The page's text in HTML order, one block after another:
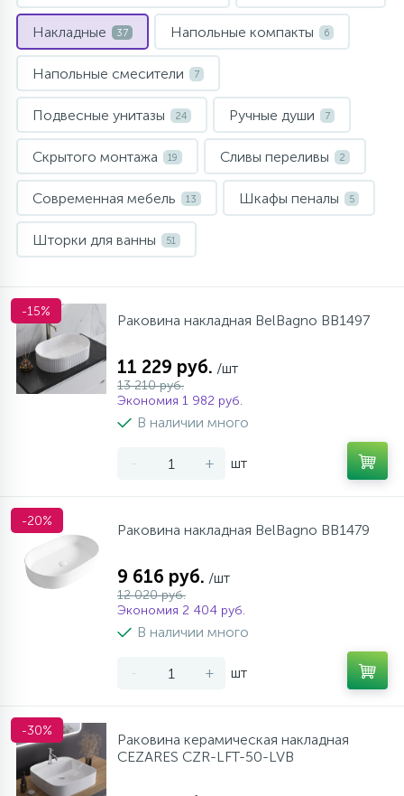
Напольные смесители
10
Душевые системы
Накладные 37 Напольные компакты 6
Напольные смесители 7
Подвесные унитазы 24 Ручные души 7
Скрытого монтажа 19 Сливы переливы 2
Современная мебель 13 Шкафы пеналы 5
Шторки для ванны 51
-15%
Раковина накладная BelBagno BB1497
11 229 руб. /шт
13 210 руб.
Экономия 1 982 руб.
В наличии много
- + шт
-20%
Раковина накладная BelBagno BB1479
9 616 руб. /шт
12 020 руб.
Экономия 2 404 руб.
В наличии много
- + шт
-30%
Раковина керамическая накладная
CEZARES CZR-LFT-50-LVB